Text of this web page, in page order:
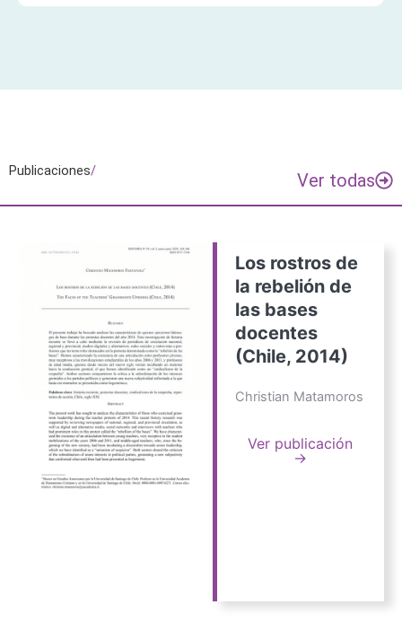
Publicaciones/ Ver todas
Los rostros de
la rebelión de
las bases
docentes
(Chile, 2014)
Christian Matamoros
Ver publicación
→